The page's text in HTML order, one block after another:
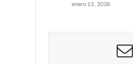
enero 13, 2026